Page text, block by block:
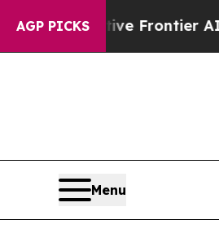
AGP PICKS
Frontier AI Framework
Menu